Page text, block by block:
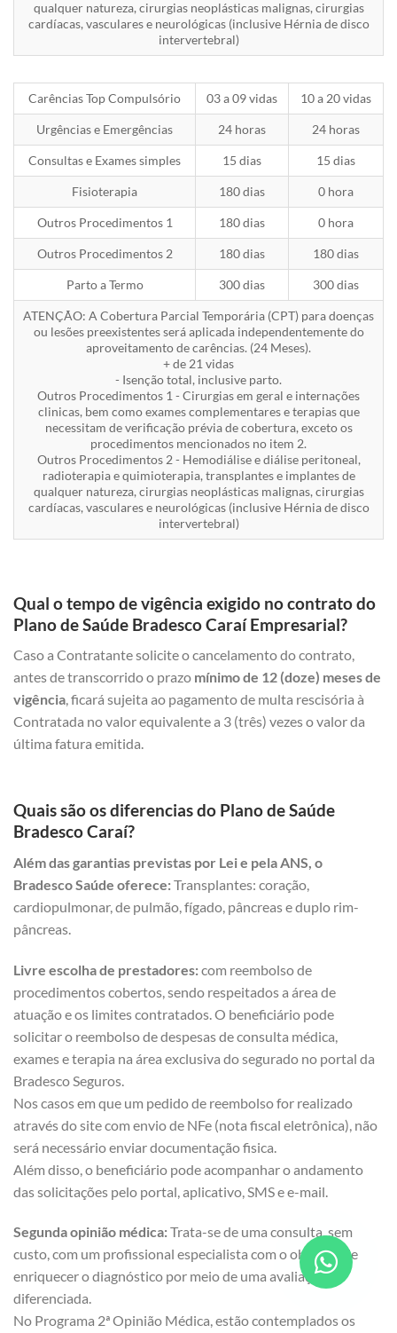
qualquer natureza, cirurgias neoplásticas malignas, cirurgias
cardíacas, vasculares e neurológicas (inclusive Hérnia de disco
intervertebral)
Carências Top Compulsório 03 a 09 vidas 10 a 20 vidas
Urgências e Emergências 24 horas 24 horas
Consultas e Exames simples 15 dias 15 dias
Fisioterapia 180 dias 0 hora
Outros Procedimentos 1 180 dias 0 hora
Outros Procedimentos 2 180 dias 180 dias
Parto a Termo 300 dias 300 dias
ATENÇÃO: A Cobertura Parcial Temporária (CPT) para doenças
ou lesões preexistentes será aplicada independentemente do
aproveitamento de carências. (24 Meses).
+ de 21 vidas
- Isenção total, inclusive parto.
Outros Procedimentos 1 - Cirurgias em geral e internações
clinicas, bem como exames complementares e terapias que
necessitam de verificação prévia de cobertura, exceto os
procedimentos mencionados no item 2.
Outros Procedimentos 2 - Hemodiálise e diálise peritoneal,
radioterapia e quimioterapia, transplantes e implantes de
qualquer natureza, cirurgias neoplásticas malignas, cirurgias
cardíacas, vasculares e neurológicas (inclusive Hérnia de disco
intervertebral)
Qual o tempo de vigência exigido no contrato do
Plano de Saúde Bradesco Caraí Empresarial?
Caso a Contratante solicite o cancelamento do contrato,
antes de transcorrido o prazo mínimo de 12 (doze) meses de
vigência, ficará sujeita ao pagamento de multa rescisória à
Contratada no valor equivalente a 3 (três) vezes o valor da
última fatura emitida.
Quais são os diferencias do Plano de Saúde
Bradesco Caraí?
Além das garantias previstas por Lei e pela ANS, o
Bradesco Saúde oferece:Transplantes: coração,
cardiopulmonar, de pulmão, fígado, pâncreas e duplo rim-
pâncreas.
Livre escolha de prestadores:com reembolso de
procedimentos cobertos, sendo respeitados a área de
atuação e os limites contratados. O beneficiário pode
solicitar o reembolso de despesas de consulta médica,
exames e terapia na área exclusiva do segurado no portal da
Bradesco Seguros.
Nos casos em que um pedido de reembolso for realizado
através do site com envio de NFe (nota fiscal eletrônica), não
será necessário enviar documentação fisica.
Além disso, o beneficiário pode acompanhar o andamento
das solicitações pelo portal, aplicativo, SMS e e-mail.
Segunda opinião médica:Trata-se de uma consulta, sem
custo, com um profissional especialista com o objetivo de
enriquecer o diagnóstico por meio de uma avaliação
diferenciada.
No Programa 2ª Opinião Médica, estão contemplados os